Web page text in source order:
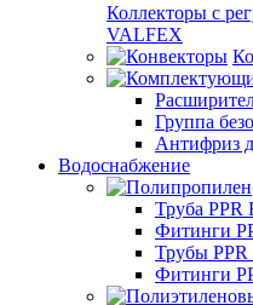
Коллекторы с
VALFEX
Группа
Антифриз
Водоснабжение
Труба PPR
Фитинги
Трубы PPR
Фитинги